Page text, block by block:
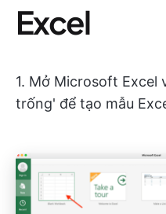
Excel
1. Mở Microsoft Excel
trống' để tạo mẫu